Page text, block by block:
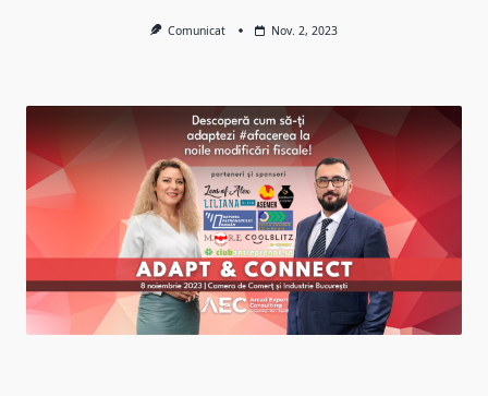
Comunicat Nov. 2, 2023